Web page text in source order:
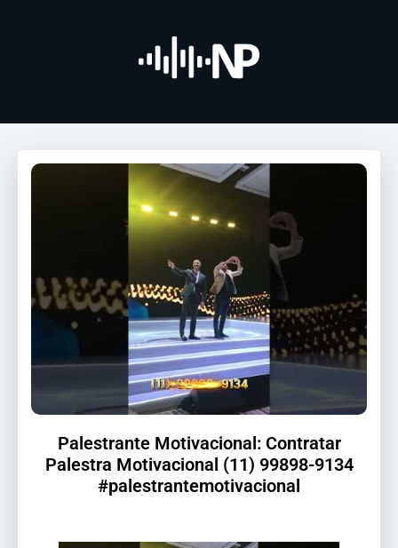
Palestrante Motivacional: Contratar
Palestra Motivacional (11) 99898-9134
#palestrantemotivacional